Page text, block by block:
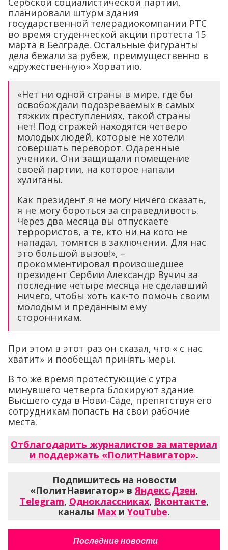
планировали штурм здания
государственной телерадиокомпании РТС
во время студенческой акции протеста 15
марта в Белграде. Остальные фигуранты
дела бежали за рубеж, преимущественно в
«дружественную» Хорватию.
«Нет ни одной страны в мире, где бы
освобождали подозреваемых в самых
тяжких преступлениях, такой страны
нет! Под стражей находятся четверо
молодых людей, которые не хотели
совершать переворот. Одаренные
ученики. Они защищали помещение
своей партии, на которое напали
хулиганы.
Как президент я не могу ничего сказать,
я не могу бороться за справедливость.
Через два месяца вы отпускаете
террористов, а те, кто ни на кого не
нападал, томятся в заключении. Для нас
это большой вызов!», –
прокомментировал произошедшее
президент Сербии Александр Вучич за
последние четыре месяца не сделавший
ничего, чтобы хоть как-то помочь своим
молодым и преданным ему
сторонникам.
При этом в этот раз он сказал, что « с нас
хватит» и пообещал принять меры.
В то же время протестующие с утра
минувшего четверга блокируют здание
Высшего суда в Нови-Саде, препятствуя его
сотрудникам попасть на свои рабочие
места.
Отблагодарить журналистов за материал
и поддержать «ПолитНавигатор».
Подпишитесь на новости
«ПолитНавигатор» вЯндекс.Дзен,
Telegram, Одноклассниках, Вконтакте,
каналы Max и YouTube.
Последние новости